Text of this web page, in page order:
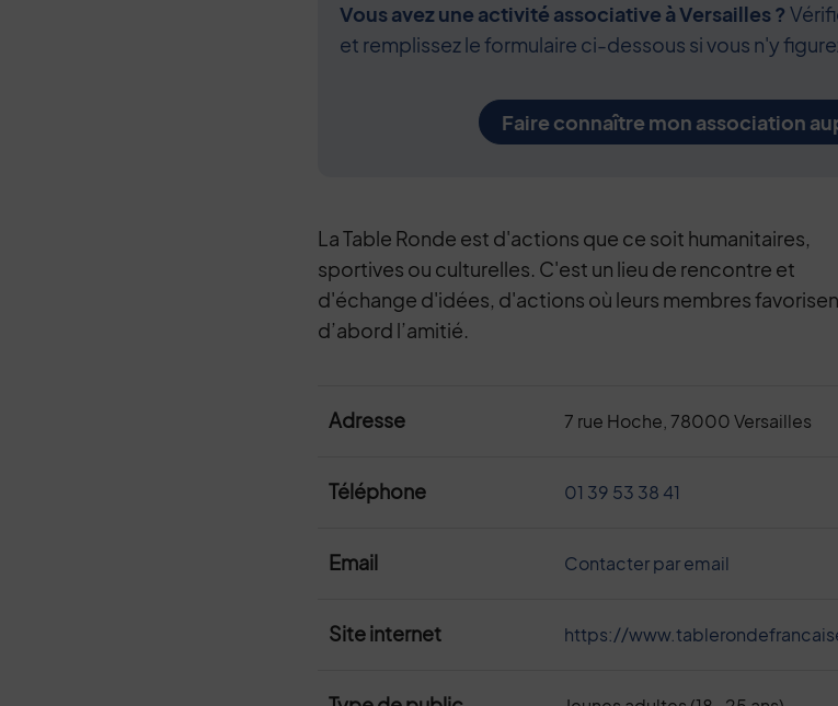
Vous avez une activité associative à Versailles ?
et remplissez le formulaire ci-dessous si vous n'y
Faire connaître mon association
La Table Ronde est d'actions que ce soit humanitaires,
sportives ou culturelles. C'est un lieu de rencontre et
d'échange d'idées, d'actions où leurs membres
d’abord l’amitié.
Adresse 7 rue Hoche, 78000 Versailles
Téléphone 01 39 53 38 41
Email Contacter par email
Site internet https://